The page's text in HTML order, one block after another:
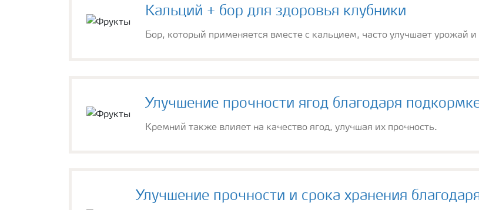
Кальций + бор для здоровья клубники
Бор, который применяется вместе с кальцием, часто улучшает урожай и
Улучшение прочности ягод благодаря
Кремний также влияет на качество ягод, улучшая их прочность.
Улучшение прочности и срока хранения